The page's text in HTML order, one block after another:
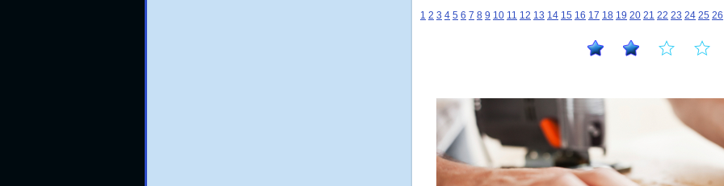
1 2 3 4 5 6 7 8 9 10 11 12 13 14 15 16 17 18 19 20 21 22 23 24 25 26